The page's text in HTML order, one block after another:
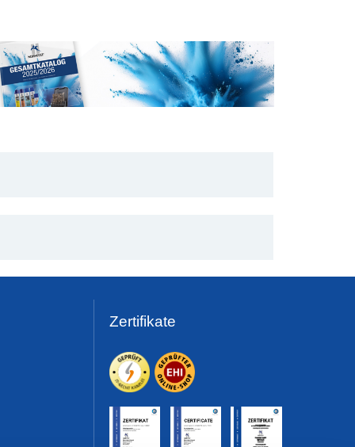
Zertifikate